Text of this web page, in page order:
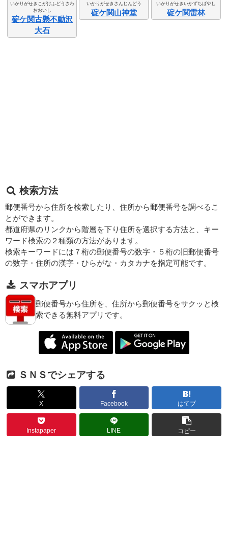
いかりがせきこがけふどうさわ
おおいし
碇ケ関古懸不動沢
大石
いかりがせきさんじんどう
碇ケ関山神堂
いかりがせきいかずちばやし
碇ケ関雷林
検索方法
郵便番号から住所を検索したり、住所から郵便番号を調べるこ
とができます。
都道府県のリンクから階層を下り住所を選択する方法と、キー
ワード検索の２種類の方法があります。
検索キーワードには７桁の郵便番号の数字・５桁の旧郵便番号
の数字・住所の漢字・ひらがな・カタカナを指定可能です。
スマホアプリ
郵便番号から住所を、住所から郵便番号をサクッと検
索できる無料アプリです。
ＳＮＳでシェアする
X Facebook はてブ
Instapaper LINE コピー